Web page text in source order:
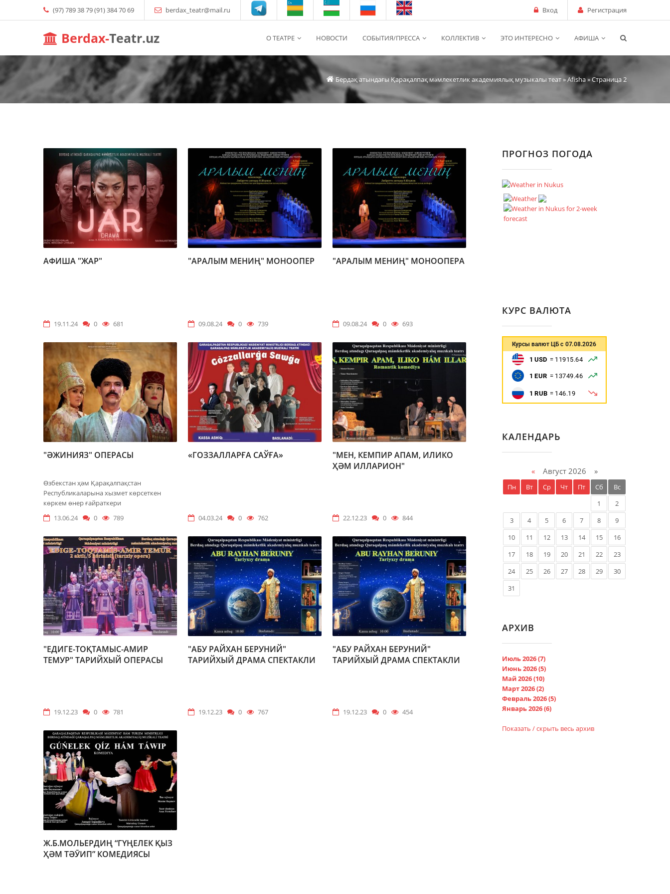
(97) 789 38 79 (91) 384 70 69 berdax_teatr@mail.ru Вход Регистрация
Berdax-Teatr.uz О ТЕАТРЕ НОВОСТИ СОБЫТИЯ/ПРЕССА КОЛЛЕКТИВ ЭТО ИНТЕРЕСНО АФИША
Бердақ атындағы Қарақалпақ мəмлекетлик академиялық музыкалы теат»Аfisha» Страница 2
АФИША "ЖАР"
19.11.24 0 681
"АРАЛЫМ МЕНИҢ" МОНООПЕР
09.08.24 0 739
"АРАЛЫМ МЕНИҢ" МОНООПЕРА
09.08.24 0 693
"ӘЖИНИЯЗ" ОПЕРАСЫ
Ѳзбекстан ҳәм Қарақалпақстан
Республикаларына хызмет көрсеткен
кѳркем ѳнер ғайраткери
13.06.24
0 789
«ГОЗЗАЛЛАРҒА САЎҒА»
04.03.24 0 762
"МЕН, КЕМПИР АПАМ, ИЛИКО
ҲӘМ ИЛЛАРИОН"
22.12.23 0 844
"ЕДИГЕ-ТОҚТАМЫС-АМИР
ТЕМУР" ТАРИЙХЫЙ ОПЕРАСЫ
19.12.23 0 781
"АБУ РАЙХАН БЕРУНИЙ"
ТАРИЙХЫЙ ДРАМА СПЕКТАКЛИ
19.12.23 0 767
"АБУ РАЙХАН БЕРУНИЙ"
ТАРИЙХЫЙ ДРАМА СПЕКТАКЛИ
19.12.23 0 454
Ж.Б.МОЛЬЕРДИҢ “ГҮҢЕЛЕК ҚЫЗ
ҲӘМ ТӘӮИП” КОМЕДИЯСЫ
ПРОГНОЗ ПОГОДА
КУРС ВАЛЮТА
КАЛЕНДАРЬ
«Август 2026 »
Пн Вт Ср Чт Пт Сб
Вс
1
2
3
4 5 6 7 8
9
10
11 12 13 14 15
16
17
18 19 20 21 22
23
24
25 26 27 28 29
30
31
АРХИВ
Июль 2026 (7)
Июнь 2026 (5)
Май 2026 (10)
Март 2026 (2)
Февраль 2026 (5)
Январь 2026 (6)
Показать / скрыть весь архив